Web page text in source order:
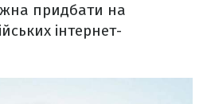
придбати на
інтернет-